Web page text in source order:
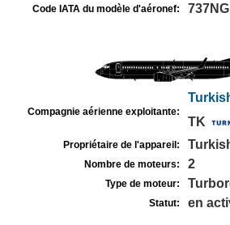
Code IATA du modèle d'aéronef:
Compagnie aérienne exploitante:
TK
Propriétaire de l'appareil:
Nombre de moteurs: 2
Type de moteur:
Statut: en